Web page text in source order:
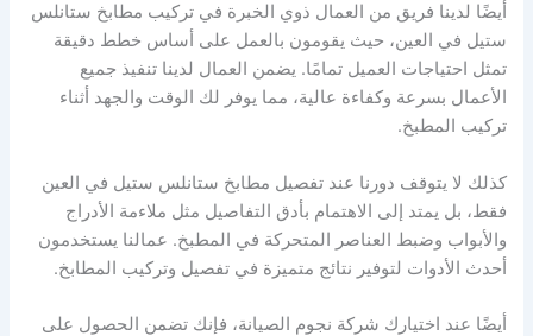
أيضًا لدينا فريق من العمال ذوي الخبرة في تركيب مطابخ ستانلس
ستيل في العين، حيث يقومون بالعمل على أساس خطط دقيقة
تمثل احتياجات العميل تمامًا. يضمن العمال لدينا تنفيذ جميع
الأعمال بسرعة وكفاءة عالية، مما يوفر لك الوقت والجهد أثناء
تركيب المطبخ.
كذلك لا يتوقف دورنا عند تفصيل مطابخ ستانلس ستيل في العين
فقط، بل يمتد إلى الاهتمام بأدق التفاصيل مثل ملاءمة الأدراج
والأبواب وضبط العناصر المتحركة في المطبخ. عمالنا يستخدمون
أحدث الأدوات لتوفير نتائج متميزة في تفصيل وتركيب المطابخ.
أيضًا عند اختيارك شركة نجوم الصيانة، فإنك تضمن الحصول على